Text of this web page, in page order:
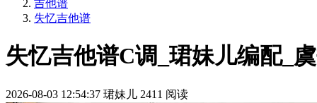
吉他谱
失忆吉他谱
失忆吉他谱C调_珺妹儿编配_
2026-08-03 12:54:37 珺妹儿 2411 阅读